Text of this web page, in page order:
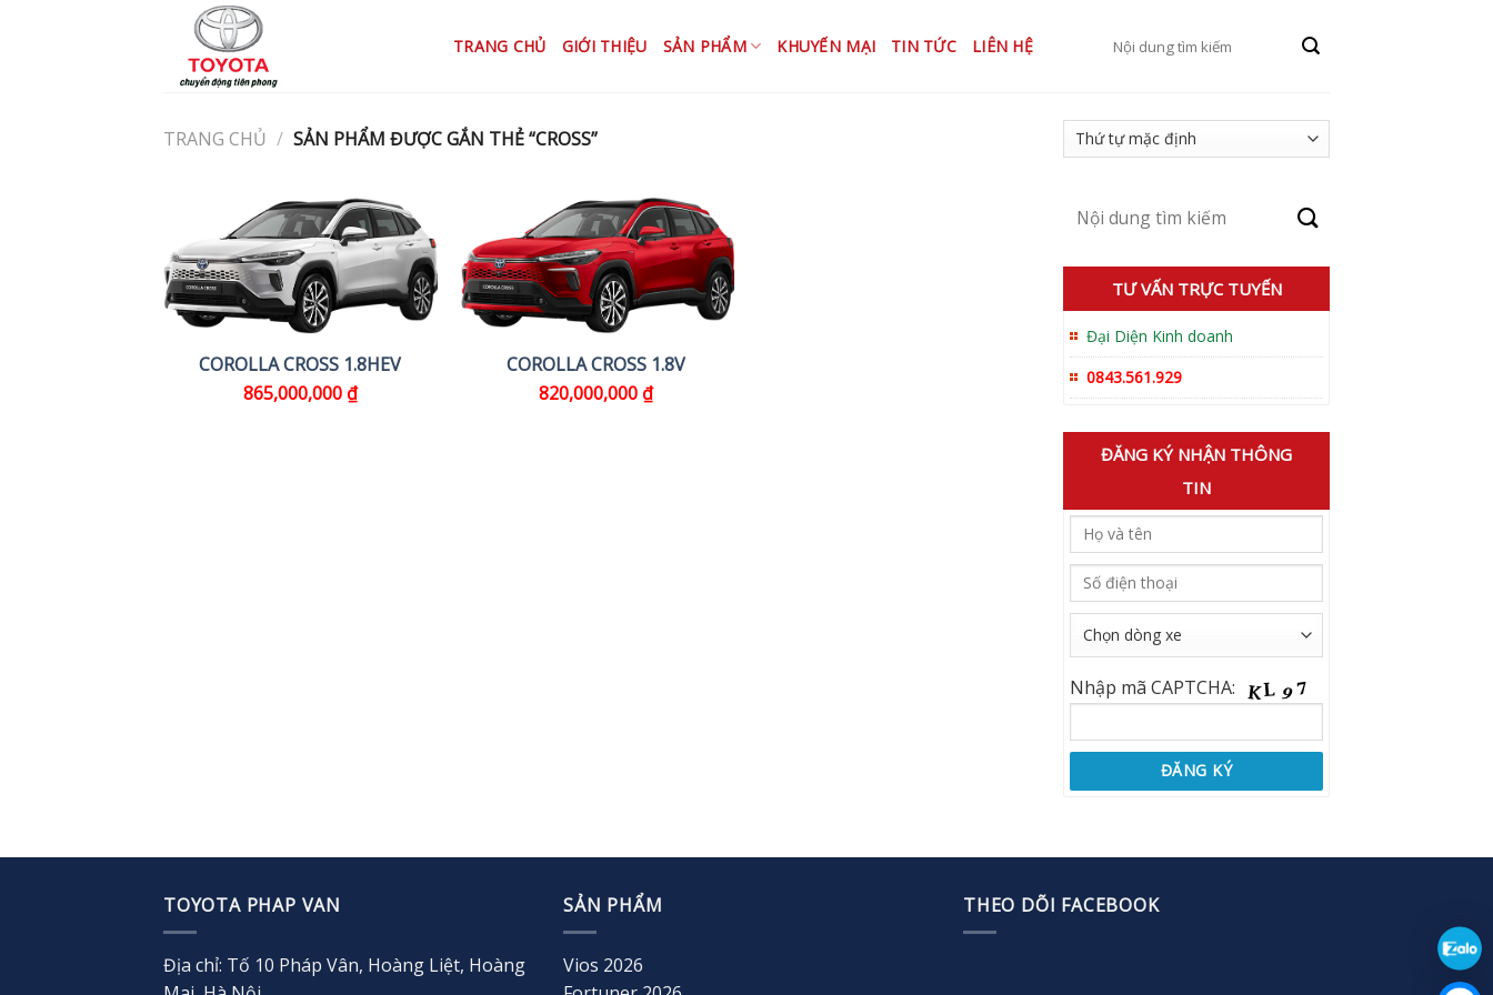
TRANG CHỦ GIỚI THIỆU SẢN PHẨM KHUYẾN MẠI TIN TỨC LIÊN HỆ
kiếm:
TRANG CHỦ / SẢN PHẨM ĐƯỢC GẮN THẺ “CROSS”
COROLLA CROSS 1.8HEV
865,000,000₫
COROLLA CROSS 1.8V
820,000,000₫
Tìm
kiếm:
TƯ VẤN TRỰC TUYẾN
Đại Diện Kinh doanh
0843.561.929
ĐĂNG KÝ NHẬN THÔNG
TIN
Nhập mã CAPTCHA:
TOYOTA PHAP VAN
Địa chỉ: Tố 10 Pháp Vân, Hoàng Liệt, Hoàng
SẢN PHẨM
Vios 2026
THEO DÕI FACEBOOK